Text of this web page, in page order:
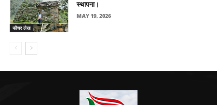
फीचर लेख
स्थापना।
MAY 19, 2026